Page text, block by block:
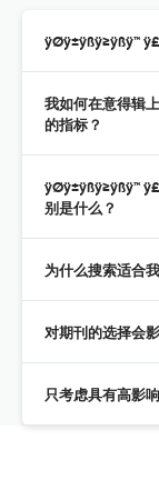
ÿØÿ±ÿßÿ≥ÿßÿ™
我如何在意得辑
的指标？
ÿØÿ±ÿßÿ≥ÿßÿ™
别是什么？
为什么搜索适合
对期刊的选择会
只考虑具有高影